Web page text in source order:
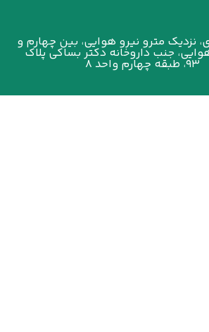
نزدیک مترو نیرو هوایی، بین چهارم و
جنب داروخانه دکتر بساکی پلاک
۹۳، طبقه چهارم واحد ۸